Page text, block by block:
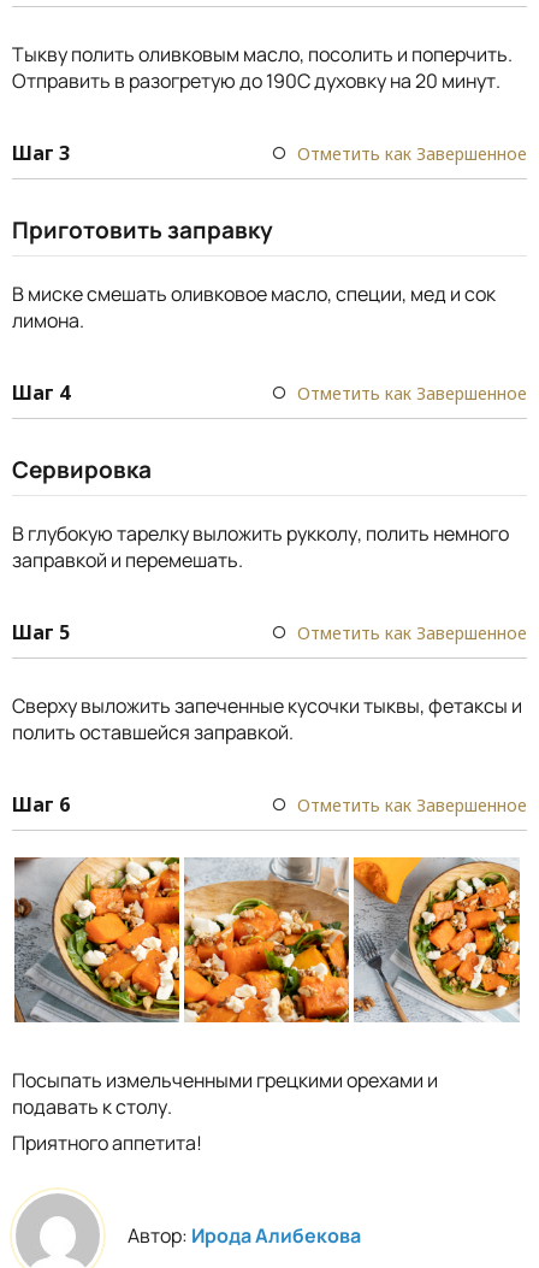
Тыкву полить оливковым масло, посолить и поперчить.
Отправить в разогретую до 190С духовку на 20 минут.
Шаг 3 Отметить как Завершенное
Приготовить заправку
В миске смешать оливковое масло, специи, мед и сок
лимона.
Шаг 4 Отметить как Завершенное
Сервировка
В глубокую тарелку выложить рукколу, полить немного
заправкой и перемешать.
Шаг 5 Отметить как Завершенное
Сверху выложить запеченные кусочки тыквы, фетаксы и
полить оставшейся заправкой.
Шаг 6 Отметить как Завершенное
Посыпать измельченными грецкими орехами и
подавать к столу.
Приятного аппетита!
Автор: Ирода Алибекова